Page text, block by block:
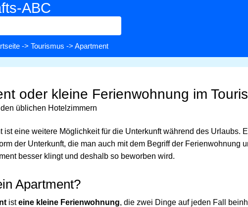
ABC
-> Tourismus -> Apartment
oder kleine Ferienwohnung im
üblichen Hotelzimmern
ist eine weitere Möglichkeit für die Unterkunft während des Urlaubs.
der Unterkunft, die man auch mit dem Begriff der Ferienwohnung
besser klingt und deshalb so beworben wird.
Apartment?
isteine kleine Ferienwohnung, die zwei Dinge auf jeden Fall